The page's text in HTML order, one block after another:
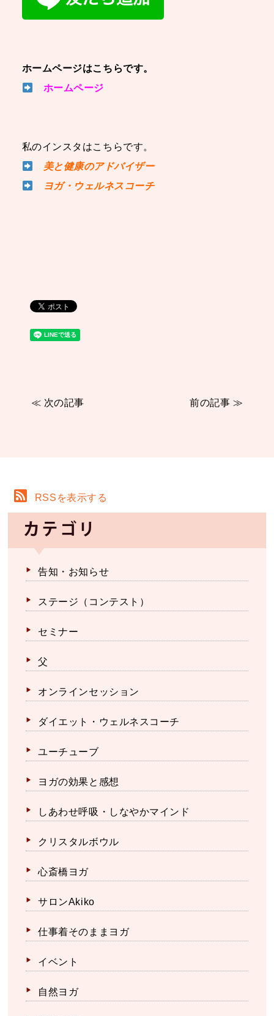
ホームページはこちらです。
ホームページ
私のインスタはこちらです。
美と健康のアドバイザー
ヨガ・ウェルネスコーチ
≪ 次の記事 前の記事 ≫
RSSを表示する
カテゴリ
告知・お知らせ
ステージ（コンテスト）
セミナー
父
オンラインセッション
ダイエット・ウェルネスコーチ
ユーチューブ
ヨガの効果と感想
しあわせ呼吸・しなやかマインド
クリスタルボウル
心斎橋ヨガ
サロンAkiko
仕事着そのままヨガ
イベント
自然ヨガ